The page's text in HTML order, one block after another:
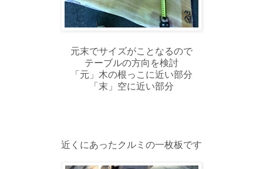
元末でサイズがことなるので
テーブルの方向を検討
「元」木の根っこに近い部分
「末」空に近い部分
近くにあったクルミの一枚板です